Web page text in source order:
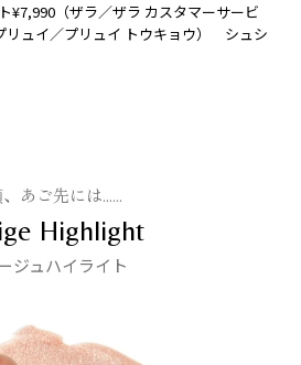
¥7,990（ザラ／ザラ カスタマーサービ
ュイ／プリュイ トウキョウ） シュシ
、あご先には……
Highlight
ジュハイライト